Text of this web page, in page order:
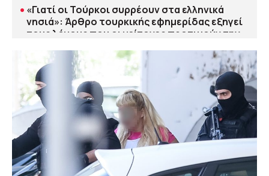
• «Γιατί οι Τούρκοι συρρέουν στα ελληνικά
νησιά»: Άρθρο τουρκικής εφημερίδας εξηγεί
τους λόγους που οι γείτονες προτιμούν την
Μια συμφωνία με το Ιράν για τα Στενά του
Ορμούζ μπορεί να απαιτήσει έναν
συμβιβασμό από τον Τραμπ
07/08 14:41
• Ποιες αλλαγές φέρνει η ΚΥΑ του ΕΙδικού
Χωροταξικού Πλαισίου για τον Τουρισμό
07/08 14:27